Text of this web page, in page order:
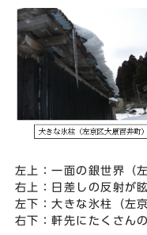
左上：一面の銀世界（
右上：日差しの反射が
左下：大きな氷柱（左
右下：軒先にたくさん